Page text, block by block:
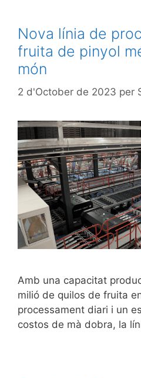
Nova línia de
fruita de pinyol
món
2 d'October de 2023 per
Amb una capacitat
milió de quilos de fruita
processament diari i un
costos de mà dobra, la